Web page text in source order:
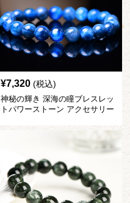
¥7,320 (税込)
神秘の輝き 深海の瞳ブレスレッ
トパワーストーン アクセサリー